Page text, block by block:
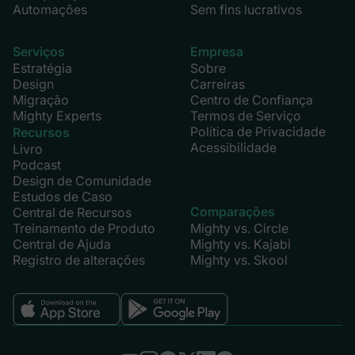
Automações
Sem fins lucrativos
Serviços
Estratégia
Design
Migração
Mighty Experts
Recursos
Livro
Podcast
Design de Comunidade
Estudos de Caso
Central de Recursos
Treinamento de Produto
Central de Ajuda
Registro de alterações
Empresa
Sobre
Carreiras
Centro de Confiança
Termos de Serviço
Política de Privacidade
Acessibilidade
Comparações
Mighty vs. Circle
Mighty vs. Kajabi
Mighty vs. Skool